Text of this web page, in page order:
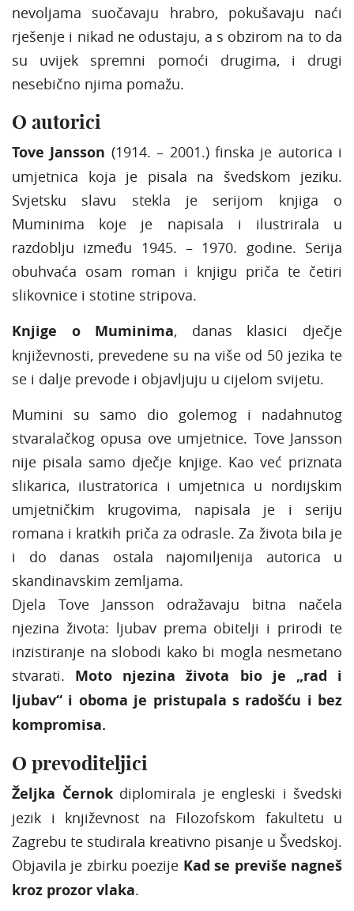
nevoljama suočavaju hrabro, pokušavaju naći
rješenje i nikad ne odustaju, a s obzirom na to da
su uvijek spremni pomoći drugima, i drugi
nesebično njima pomažu.
O autorici
Tove Jansson (1914. – 2001.) finska je autorica i
umjetnica koja je pisala na švedskom jeziku.
Svjetsku slavu stekla je serijom knjiga o
Muminima koje je napisala i ilustrirala u
razdoblju između 1945. – 1970. godine. Serija
obuhvaća osam roman i knjigu priča te četiri
slikovnice i stotine stripova.
Knjige o Muminima, danas klasici dječje
književnosti, prevedene su na više od 50 jezika te
se i dalje prevode i objavljuju u cijelom svijetu.
Mumini su samo dio golemog i nadahnutog
stvaralačkog opusa ove umjetnice. Tove Jansson
nije pisala samo dječje knjige. Kao već priznata
slikarica, ilustratorica i umjetnica u nordijskim
umjetničkim krugovima, napisala je i seriju
romana i kratkih priča za odrasle. Za života bila je
i do danas ostala najomiljenija autorica u
skandinavskim zemljama.
Djela Tove Jansson odražavaju bitna načela
njezina života: ljubav prema obitelji i prirodi te
inzistiranje na slobodi kako bi mogla nesmetano
stvarati. Moto njezina života bio je „rad i
ljubav“ i oboma je pristupala s radošću i bez
kompromisa.
O prevoditeljici
Željka Černokdiplomirala je engleski i švedski
jezik i književnost na Filozofskom fakultetu u
Zagrebu te studirala kreativno pisanje u Švedskoj.
Objavila je zbirku poezije Kad se previše nagneš
kroz prozor vlaka.